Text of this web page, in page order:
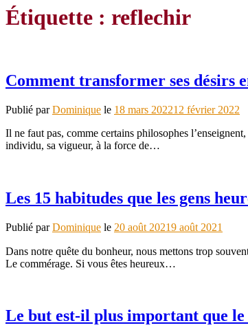
Étiquette : reflechir
Comment transformer ses désirs
Publié parDominique le 18 mars 202212 février 2022
Il ne faut pas, comme certains philosophes
individu, sa vigueur, à la force de…
Les 15 habitudes que les gens
Publié parDominique le 20 août 20219 août 2021
Dans notre quête du bonheur, nous mettons trop
Le commérage. Si vous êtes heureux…
Le but est-il plus important que